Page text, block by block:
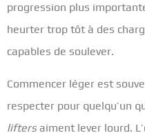
progression plus
heurter trop tôt à des
capables de soulever.
Commencer léger est
respecter pour quelqu’un
liftersaiment lever lourd.